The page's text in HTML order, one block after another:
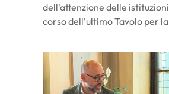
dell'attenzione delle
corso dell'ultimo Tavolo per